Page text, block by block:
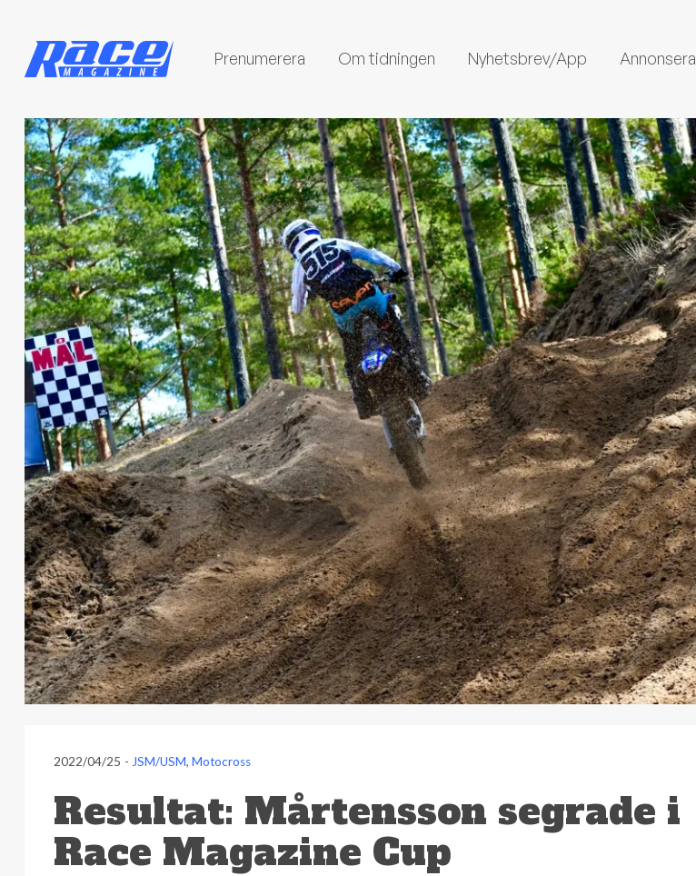
Prenumerera Om tidningen Nyhetsbrev/App Annonsera
2022/04/25 - JSM/USM, Motocross
Resultat: Mårtensson segrade i
Race Magazine Cup